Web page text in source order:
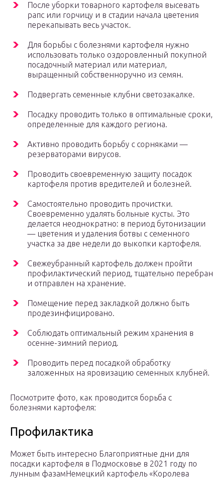
После уборки товарного картофеля высевать
рапс или горчицу и в стадии начала цветения
перекапывать весь участок.
Для борьбы с болезнями картофеля нужно
использовать только оздоровленный покупной
посадочный материал или материал,
выращенный собственноручно из семян.
Подвергать семенные клубни светозакалке.
Посадку проводить только в оптимальные сроки,
определенные для каждого региона.
Активно проводить борьбу с сорняками —
резерваторами вирусов.
Проводить своевременную защиту посадок
картофеля против вредителей и болезней.
Самостоятельно проводить прочистки.
Своевременно удалять больные кусты. Это
делается неоднократно: в период бутонизации
— цветения и удаления ботвы с семенного
участка за две недели до выкопки картофеля.
Свежеубранный картофель должен пройти
профилактический период, тщательно перебран
и отправлен на хранение.
Помещение перед закладкой должно быть
продезинфицировано.
Соблюдать оптимальный режим хранения в
осенне-зимний период.
Проводить перед посадкой обработку
заложенных на яровизацию семенных клубней.
Посмотрите фото, как проводится борьба с
болезнями картофеля:
Профилактика
Может быть интересно Благоприятные дни для
посадки картофеля в Подмосковье в 2021 году по
лунным фазамНемецкий картофель «Королева